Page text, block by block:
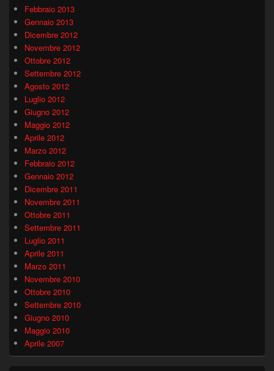
Febbraio 2013
Gennaio 2013
Dicembre 2012
Novembre 2012
Ottobre 2012
Settembre 2012
Agosto 2012
Luglio 2012
Giugno 2012
Maggio 2012
Aprile 2012
Marzo 2012
Febbraio 2012
Gennaio 2012
Dicembre 2011
Novembre 2011
Ottobre 2011
Settembre 2011
Luglio 2011
Aprile 2011
Marzo 2011
Novembre 2010
Ottobre 2010
Settembre 2010
Giugno 2010
Maggio 2010
Aprile 2007